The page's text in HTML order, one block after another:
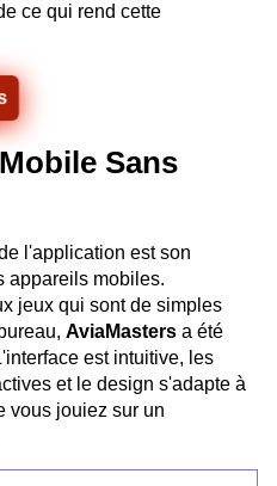
ce qui rend cette
Sans
l'application est son
appareils mobiles.
jeux qui sont de simples
AviaMasters a été
est intuitive, les
et le design s'adapte à
vous jouiez sur un